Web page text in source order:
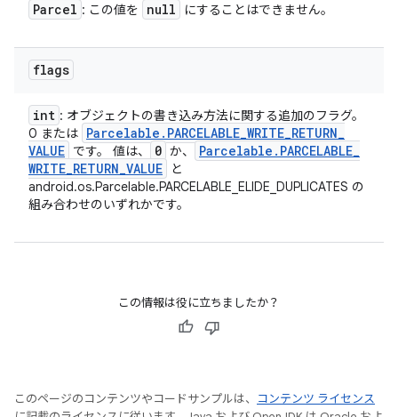
Parcel : この値を null にすることはできません。
flags
int : オブジェクトの書き込み方法に関する追加のフラグ。
0 または Parcelable . PARCELABLE_WRITE_RETURN_
VALUE です。 値は、 0 か、 Parcelable . PARCELABLE_
WRITE_RETURN_VALUE
と
android.os.Parcelable.PARCELABLE_ELIDE_DUPLICATES の
組み合わせのいずれかです。
この情報は役に立ちましたか？
このページのコンテンツやコードサンプルは、
コンテンツ ライセンス